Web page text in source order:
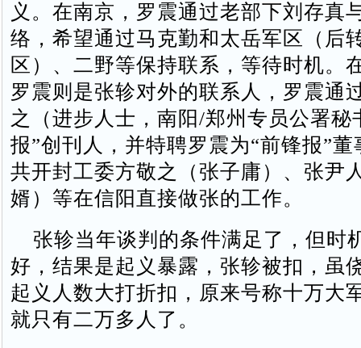
义。在南京，罗震通过老部下刘存真
络，希望通过马克勤和太岳军区（后
区）、二野等保持联系，等待时机。
罗震则是张轸对外的联系人，罗震通
之（进步人士，南阳/郑州专员公署秘
报”创刊人，并特聘罗震为“前锋报”
共开封工委方敬之（张子庸）、张尹
婿）等在信阳直接做张的工作。
张轸当年谈判的条件满足了，但时
好，结果是起义暴露，张轸被扣，虽
起义人数大打折扣，原来号称十万大
就只有二万多人了。